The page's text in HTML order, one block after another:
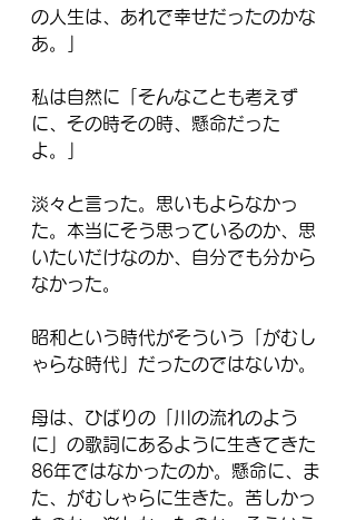
の人生は、あれで幸せだったのかな
あ。」
私は自然に「そんなことも考えず
に、その時その時、懸命だった
よ。」
淡々と言った。思いもよらなかっ
た。本当にそう思っているのか、思
いたいだけなのか、自分でも分から
なかった。
昭和という時代がそういう「がむし
ゃらな時代」だったのではないか。
母は、ひばりの「川の流れのよう
に」の歌詞にあるように生きてきた
86年ではなかったのか。懸命に、ま
た、がむしゃらに生きた。苦しかっ